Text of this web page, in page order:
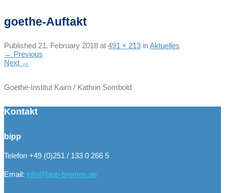
goethe-Auftakt
Published 21. February 2018 at 491 × 213 inAktuelles
← Previous
Next →
Goethe-Institut Kairo / Kathrin Sombold
Kontakt
bipp
Telefon +49 (0)251 / 133 0 266 5
Email: info@bipp-bremen.de